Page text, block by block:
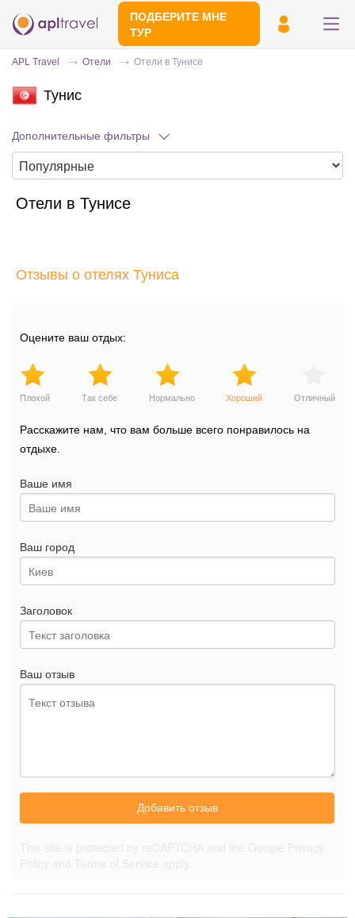
ПОДБЕРИТЕ МНЕ
ТУР
минут
APL Travel Отели Отели в Тунисе
Тунис
Дополнительные фильтры
Отели в Тунисе
Отзывы о отелях Туниса
Оцените ваш отдых:
Плохой Так себе Нормально Хороший Отличный
Расскажите нам, что вам больше всего понравилось на
отдыхе.
Ваше имя
Ваш город
Заголовок
Ваш отзыв
Добавить отзыв